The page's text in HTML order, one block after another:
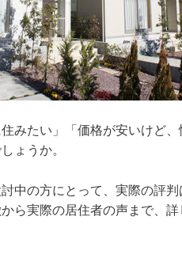
みたい」「価格が安いけど
ょうか。
中の方にとって、実際の評
ら実際の居住者の声まで、詳